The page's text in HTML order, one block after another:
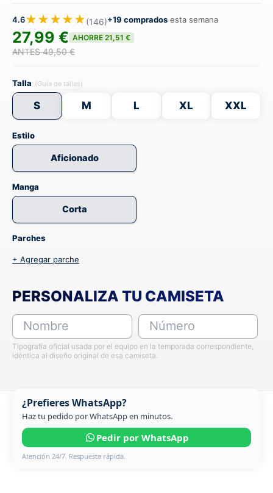
4.6★★★★★(146)+19 comprados esta semana
27,99 € AHORRE 21,51 €
ANTES 49,50 €
Talla (Guía de tallas)
S M L XL XXL
Estilo
Aficionado
Manga
Corta
Parches
+ Agregar parche
PERSONALIZA TU CAMISETA
Nombre Número
Tipografía oficial usada por el equipo en la temporada correspondiente,
idéntica al diseño original de esa camiseta.
¿Prefieres WhatsApp?
Haz tu pedido por WhatsApp en minutos.
Pedir por WhatsApp
Atención 24/7. Respuesta rápida.